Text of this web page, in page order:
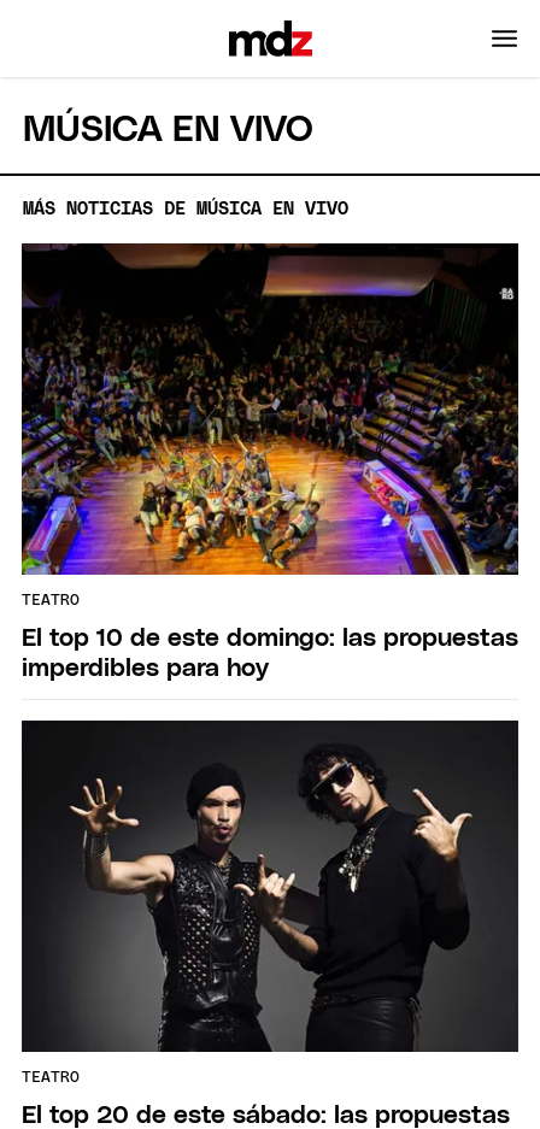
MÚSICA EN VIVO
MÁS NOTICIAS DE MÚSICA EN VIVO
TEATRO
El top 10 de este domingo: las propuestas
imperdibles para hoy
TEATRO
El top 20 de este sábado: las propuestas